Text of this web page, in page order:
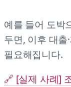
예를 들어 도박
두면, 이후 대출
필요해집니다.
🔗 [실제 사례]